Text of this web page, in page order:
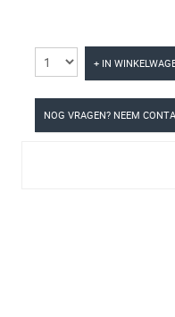
+ IN
NOG VRAGEN? NEEM